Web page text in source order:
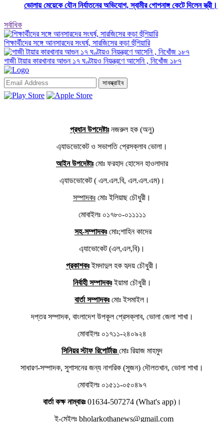
ভোলায় মেয়েকে যৌন নির্যাতনের অভিযোগ, স্বামীর গোপনাঙ্গ কেটে দিলেন স্ত্রী।
সর্বাধিক
শিক্ষার্থীদের সঙ্গে আনসারদের সংঘর্ষ, সারজিসের কড়া হুঁশিয়ারি
গাজী টায়ার কারখানার আগুন ১৭ ঘণ্টায়ও নিয়ন্ত্রণে আসেনি , নিখোঁজ ১৮৭
সাবস্ক্রাইব
প্রধান উপদেষ্টাঃনজরুল হক (অনু)
এ্যাডভোকেট ও সভাপতি প্রেসক্লাব ভোলা।
আইন উপদেষ্টাঃমোঃ ফরহাদ হোসেন হাওলাদার
এ্যাডভোকেট ( এল.এল.বি, এল.এল.এম)।
সম্পাদকঃ মোঃ ইলিয়াছ চৌধুরী।
মোবাইলঃ ০১৭৮০-০১১১১১
সহ-সম্পাদকঃমোঃ;শাহিন কাদের
এ্যাভোকেট (এল,এল,বি)।
প্রকাশকঃইমদাদুল হক হৃদয় চৌধুরী।
নির্বাহী সম্পাদকঃইয়ামা চৌধুরী।
বার্তা সম্পাদকঃমোঃ ইসমাইল।
দপ্তর সম্পাদক, বাংলাদেশ উপকূল প্রেসক্লাব, ভোলা জেলা শাখা।
মোবাইলঃ ০১৭১১-২৪০৯২৪
সিনিয়র স্টাফ রিপোর্টারঃমোঃ রিয়াজ মাহমুদ
সাধারণ-সম্পাদক, সুশাসনের জন্য নাগরিক (সুজন) দৌলতখান, ভোলা শাখা।
মোবাইলঃ ০১৫১১-০৫০৪৯৭
বার্তা কক্ষ নাম্বারঃ01634-507274 (What's app)।
ই-মেইলঃ bholarkothanews@gmail.com